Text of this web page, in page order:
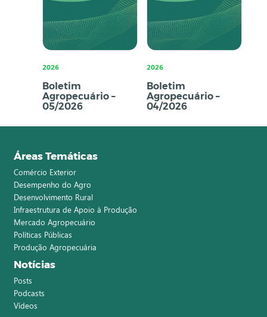
2026
Boletim
Agropecuário –
05/2026
2026
Boletim
Agropecuário –
04/2026
Áreas Temáticas
Comércio Exterior
Desempenho do Agro
Desenvolvimento Rural
Infraestrutura de Apoio à Produção
Mercado Agropecuário
Políticas Públicas
Produção Agropecuária
Notícias
Posts
Podcasts
Vídeos